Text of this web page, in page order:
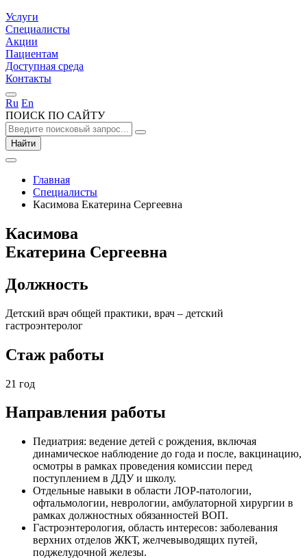
Услуги
Специалисты
Акции
Пациентам
Доступная среда
Контакты
Ru En
ПОИСК ПО САЙТУ
Найти
Главная
Специалисты
Касимова Екатерина Сергеевна
Касимова
Екатерина Сергеевна
Должность
Детский врач общей практики, врач – детский
гастроэнтеролог
Стаж работы
21 год
Направления работы
Педиатрия: ведение детей с рождения, включая
динамическое наблюдение до года и после, вакцинацию,
осмотры в рамках проведения комиссии перед
поступлением в ДДУ и школу.
Отдельные навыки в области ЛОР-патологии,
офтальмологии, неврологии, амбулаторной хирургии в
рамках должностных обязанностей ВОП.
Гастроэнтерология, область интересов: заболевания
верхних отделов ЖКТ, желчевыводящих путей,
поджелудочной железы.